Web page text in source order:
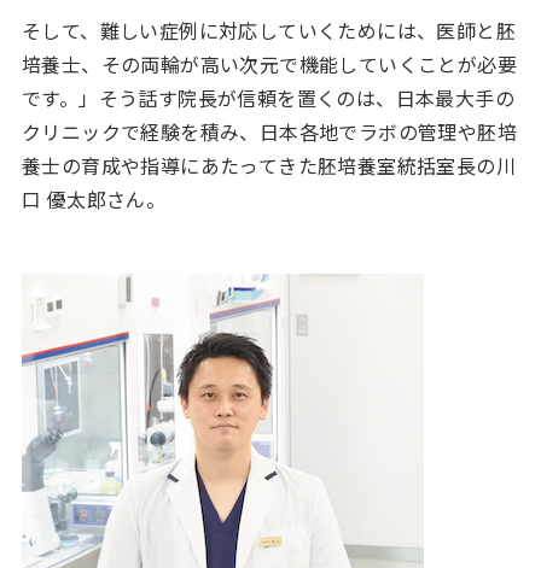
そして、難しい症例に対応していくためには、医師と胚
培養士、その両輪が高い次元で機能していくことが必要
です。」そう話す院長が信頼を置くのは、日本最大手の
クリニックで経験を積み、日本各地でラボの管理や胚培
養士の育成や指導にあたってきた胚培養室統括室長の川
口 優太郎さん。